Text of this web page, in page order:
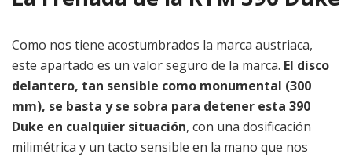
Como nos tiene acostumbrados la marca austriaca,
este apartado es un valor seguro de la marca. El disco
delantero, tan sensible como monumental (300
mm), se basta y se sobra para detener esta 390
Duke en cualquier situación, con una dosificación
milimétrica y un tacto sensible en la mano que nos